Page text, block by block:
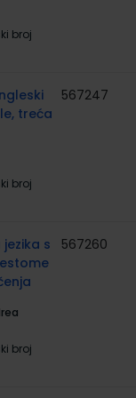
broj
treća
broj
567247
s
broj
567260